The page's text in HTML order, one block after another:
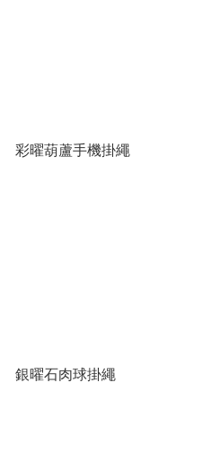
彩曜葫蘆手機掛繩
銀曜石肉球掛繩